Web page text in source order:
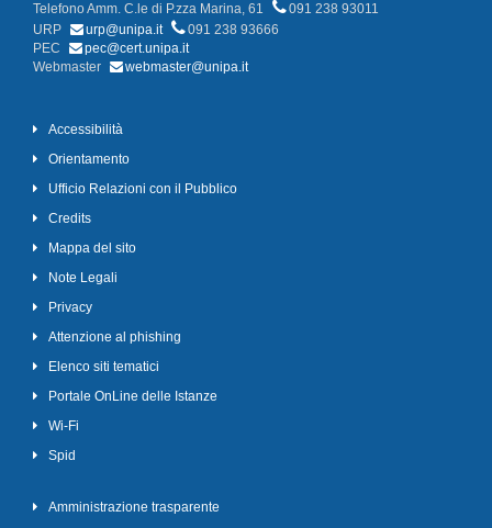
Telefono Amm. C.le di P.zza Marina, 61
091 238 93011
URP
urp@unipa.it
091 238 93666
PEC
pec@cert.unipa.it
Webmaster
webmaster@unipa.it
Accessibilità
Orientamento
Ufficio Relazioni con il Pubblico
Credits
Mappa del sito
Note Legali
Privacy
Attenzione al phishing
Elenco siti tematici
Portale OnLine delle Istanze
Wi-Fi
Spid
Amministrazione trasparente